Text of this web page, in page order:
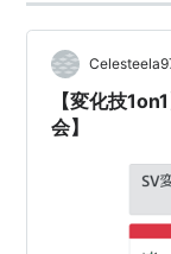
【変化技
会】